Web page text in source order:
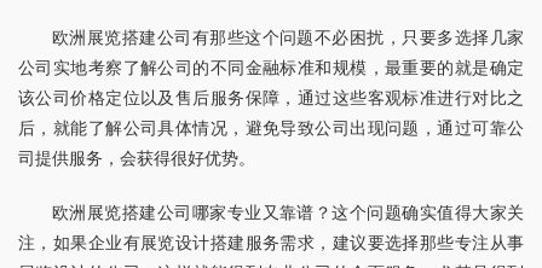
欧洲展览搭建公司有那些这个问题不必困扰，只要多选择几家
公司实地考察了解公司的不同金融标准和规模，最重要的就是确定
该公司价格定位以及售后服务保障，通过这些客观标准进行对比之
后，就能了解公司具体情况，避免导致公司出现问题，通过可靠公
司提供服务，会获得很好优势。
欧洲展览搭建公司哪家专业又靠谱？这个问题确实值得大家关
注，如果企业有展览设计搭建服务需求，建议要选择那些专注从事